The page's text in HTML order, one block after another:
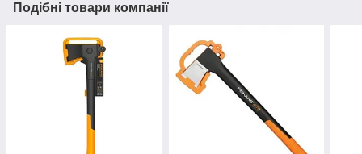
Подібні товари компанії